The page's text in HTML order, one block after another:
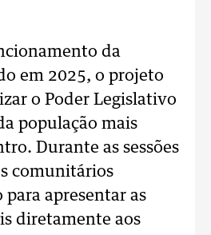
da
em 2025, o projeto
o Poder Legislativo
população mais
Durante as sessões
comunitários
para apresentar as
diretamente aos